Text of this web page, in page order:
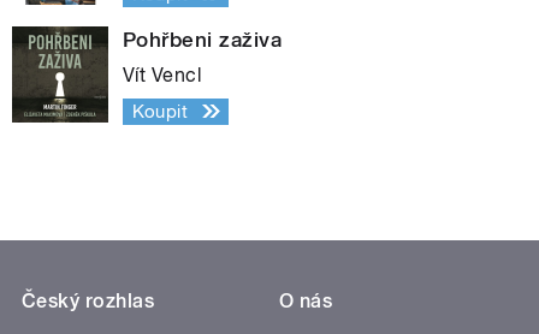
Pohřbeni zaživa
Vít Vencl
Koupit
Český rozhlas
O nás